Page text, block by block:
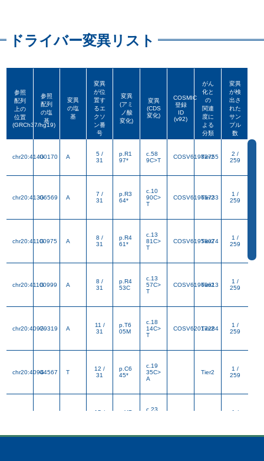
ドライバー変異リスト
参照
配列
上の
位置
(GRCh37/hg19)
参照
配列
の塩
基
変異
の塩
基
変異
が位
置す
るエ
クソ
ン番
号
変異
(アミ
ノ酸
変化)
変異
(CDS
変化)
COSMIC
登録
ID
(v92)
がん
化と
の
関連
度に
よる
分類
変異
が検
出さ
れた
サン
プル
数
配列
上の
位置
(GRCh37/hg19)
配列
の塩
基
の塩
基
が位
置す
るエ
クソ
ン番
号
(アミ
ノ酸
変化)
(CDS
変化)
登録
ID
(v92)
化と
の
関連
度に
よる
分類
が検
出さ
れた
サン
プル
数
chr20:41400170
G A
5 /
31
p.R1
97*
c.58
9C>T
COSV61982755
Tier2
2 /
259
chr20:41306569
G A
7 /
31
p.R3
64*
c.10
90C>
T
COSV61965733
Tier2
1 /
259
chr20:41100975
G A
8 /
31
p.R4
61*
c.13
81C>
T
COSV61958074
Tier2
1 /
259
chr20:41100999
G A
8 /
31
p.R4
53C
c.13
57C>
T
COSV61960613
Tier2
1 /
259
chr20:40979319
G A
11 /
31
p.T6
05M
c.18
14C>
T
COSV62017284
Tier2
1 /
259
chr20:40944567
G T
12 /
31
p.C6
45*
c.19
35C>
A
Tier2
1 /
259
15 /
p.Y7
c.23
1 /